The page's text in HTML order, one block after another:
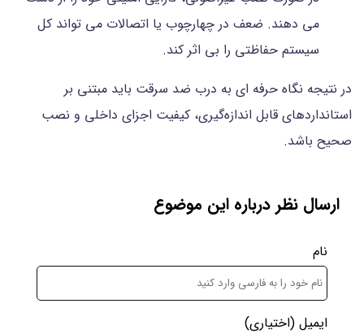
می دهند. ضعف در چهارچوب یا اتصالات می تواند کل
سیستم حفاظتی را بی اثر کند.
در نتیجه نگاه حرفه ای به درب ضد سرقت باید مبتنی بر
استانداردهای قابل اندازه‌گیری، کیفیت اجزای داخلی و نصب
صحیح باشد.
ارسال نظر درباره این موضوع
نام
ایمیل (اختیاری)